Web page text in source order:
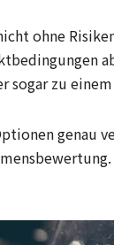
ohne
sogar zu
genau